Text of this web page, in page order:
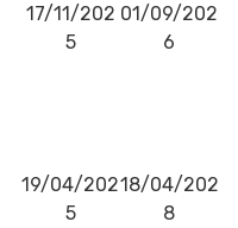
17/11/202
5
01/09/202
6
19/04/202
5
18/04/202
8